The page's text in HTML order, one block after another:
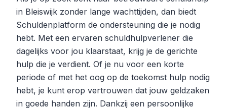
in Bleiswijk zonder lange wachttijden, dan biedt
Schuldenplatform de ondersteuning die je nodig
hebt. Met een ervaren schuldhulpverlener die
dagelijks voor jou klaarstaat, krijg je de gerichte
hulp die je verdient. Of je nu voor een korte
periode of met het oog op de toekomst hulp nodig
hebt, je kunt erop vertrouwen dat jouw geldzaken
in goede handen zijn. Dankzij een persoonlijke